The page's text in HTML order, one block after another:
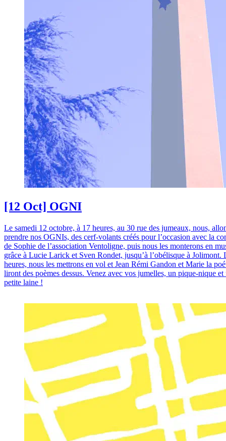
[12 Oct] OGNI
Le samedi 12 octobre, à 17 heures, au 30 rue des jumeaux, nous,
prendre nos OGNIs, des cerf-volants créés pour l’occasion avec la
de Sophie de l’association Ventoligne, puis nous les monterons en
grâce à Lucie Larick et Sven Rondet, jusqu’à l’obélisque à Jolimont.
heures, nous les mettrons en vol et Jean Rémi Gandon et Marie la
liront des poèmes dessus. Venez avec vos jumelles, un pique-nique et
petite laine !